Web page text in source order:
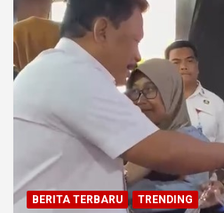
BERITA TERBARU TRENDING